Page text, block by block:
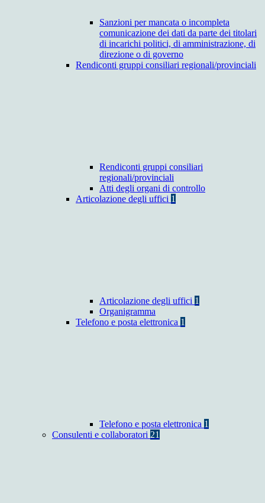
Sanzioni per mancata o incompleta
comunicazione dei dati da parte dei titolari
di incarichi politici, di amministrazione, di
direzione o di governo
Rendiconti gruppi consiliari regionali/provinciali
Rendiconti gruppi consiliari
regionali/provinciali
Atti degli organi di controllo
Articolazione degli uffici 1
Articolazione degli uffici 1
Organigramma
Telefono e posta elettronica 1
Telefono e posta elettronica 1
Consulenti e collaboratori 21